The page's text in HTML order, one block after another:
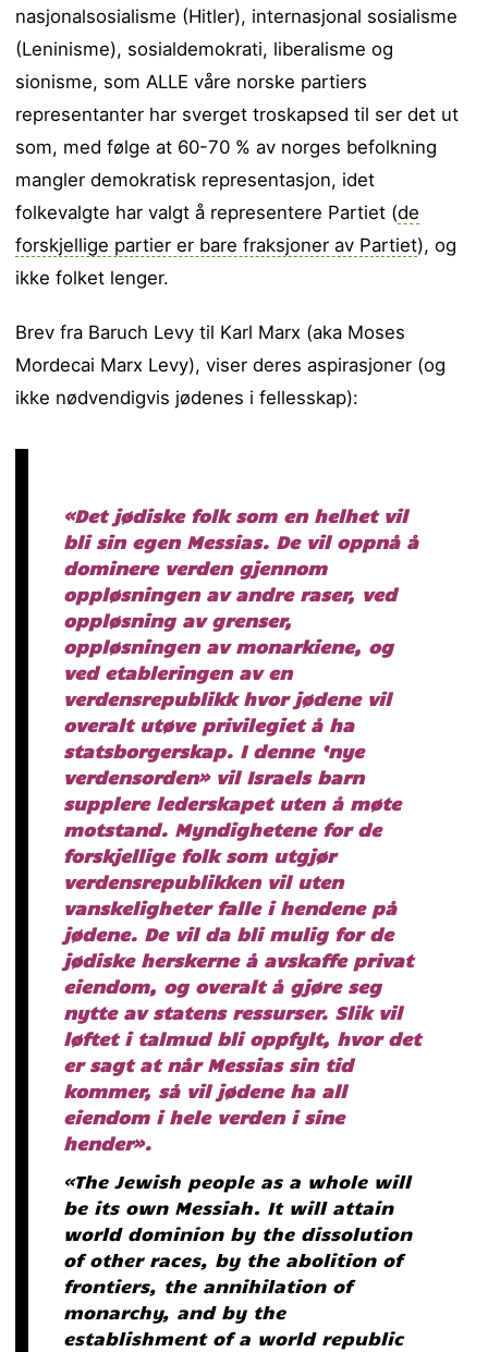
nasjonalsosialisme (Hitler), internasjonal sosialisme
(Leninisme), sosialdemokrati, liberalisme og
sionisme, som ALLE våre norske partiers
representanter har sverget troskapsed til ser det ut
som, med følge at 60-70 % av norges befolkning
mangler demokratisk representasjon, idet
folkevalgte har valgt å representere Partiet (de
forskjellige partier er bare fraksjoner av Partiet), og
ikke folket lenger.
Brev fra Baruch Levy til Karl Marx (aka Moses
Mordecai Marx Levy), viser deres aspirasjoner (og
ikke nødvendigvis jødenes i fellesskap):
«Det jødiske folk som en helhet vil
bli sin egen Messias. De vil oppnå å
dominere verden gjennom
oppløsningen av andre raser, ved
oppløsning av grenser,
oppløsningen av monarkiene, og
ved etableringen av en
verdensrepublikk hvor jødene vil
overalt utøve privilegiet å ha
statsborgerskap. I denne ‘nye
verdensorden» vil Israels barn
supplere lederskapet uten å møte
motstand. Myndighetene for de
forskjellige folk som utgjør
verdensrepublikken vil uten
vanskeligheter falle i hendene på
jødene. De vil da bli mulig for de
jødiske herskerne å avskaffe privat
eiendom, og overalt å gjøre seg
nytte av statens ressurser. Slik vil
løftet i talmud bli oppfylt, hvor det
er sagt at når Messias sin tid
kommer, så vil jødene ha all
eiendom i hele verden i sine
hender».
«The Jewish people as a whole will
be its own Messiah. It will attain
world dominion by the dissolution
of other races, by the abolition of
frontiers, the annihilation of
monarchy, and by the
establishment of a world republic